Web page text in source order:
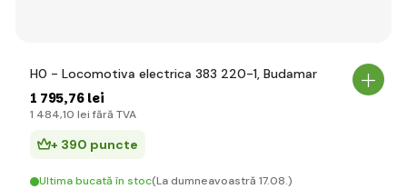
H0 - Locomotiva electrica 383 220-1, Budamar
1 795,76 lei
1 484,10 lei fără TVA
+ 390 puncte
Ultima bucată în stoc(La dumneavoastră 17.08.)